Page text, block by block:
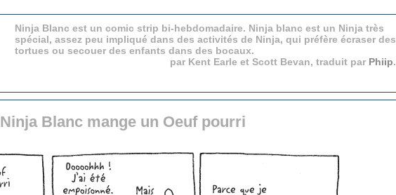
Ninja Blanc est un comic strip bi-hebdomadaire. Ninja blanc est un Ninja très
spécial, assez peu impliqué dans des activités de Ninja, qui préfère écraser des
tortues ou secouer des enfants dans des bocaux.
par Kent Earle et Scott Bevan, traduit par Phiip.
Ninja Blanc mange un Oeuf pourri